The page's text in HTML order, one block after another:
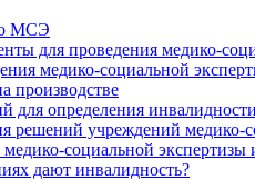
МСЭ
для проведения медико-
медико-социальной
производстве
для определения инвалидности
решений учреждений медико-
социальной экспертизы
дают инвалидность?